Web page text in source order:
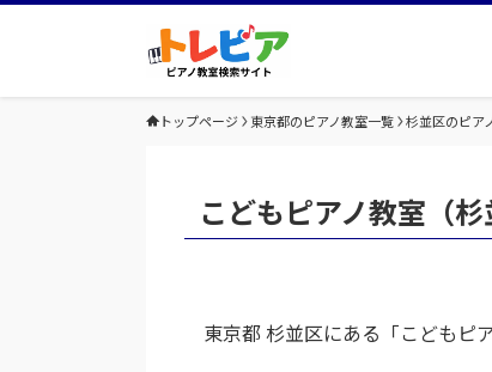
トップページ 東京都のピアノ教室一覧 杉並区のピア
こどもピアノ教室（杉
東京都 杉並区にある「こどもピ